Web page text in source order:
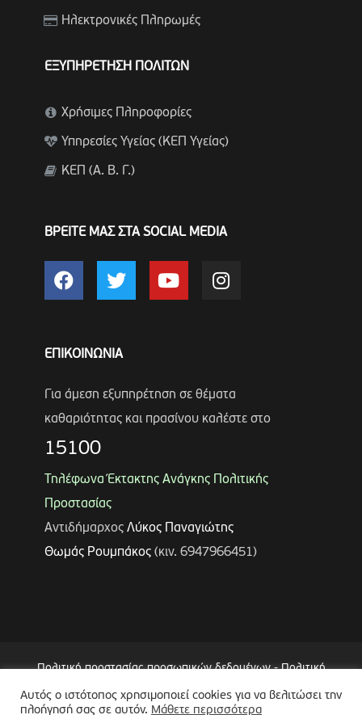
Ηλεκτρονικές Πληρωμές
ΕΞΥΠΗΡΕΤΗΣΗ ΠΟΛΙΤΩΝ
Χρήσιμες Πληροφορίες
Υπηρεσίες Υγείας (ΚΕΠ Υγείας)
ΚΕΠ (Α. Β. Γ.)
ΒΡΕΙΤΕ ΜΑΣ ΣΤΑ SOCIAL MEDIA
ΕΠΙΚΟΙΝΩΝΙΑ
Για άμεση εξυπηρέτηση σε θέματα
καθαριότητας και πρασίνου καλέστε στο
15100
Τηλέφωνα Έκτακτης Ανάγκης Πολιτικής
Προστασίας
Αντιδήμαρχος Λύκος Παναγιώτης
Θωμάς Ρουμπάκος(κιν. 6947966451)
Πολιτική προστασίας προσωπικών δεδομένων-Πολιτική
Επεξεργασίας Δεδομένων μέσω Συστήματος Βιντεοεπιτήρησης
(CCTV)-Δήλωση Προσβασιμότητας
Αυτός ο ιστότοπος χρησιμοποιεί cookies για να βελιτώσει την
πλοήγησή σας σε αυτόν. Μάθετε περισσότερα